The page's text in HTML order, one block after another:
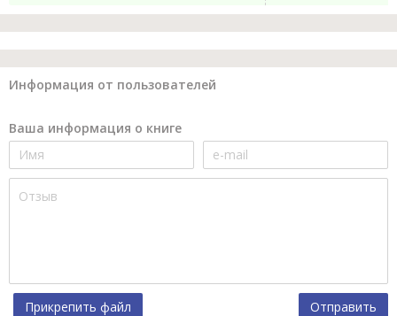
Информация от пользователей
Ваша информация о книге
Прикрепить файл Отправить